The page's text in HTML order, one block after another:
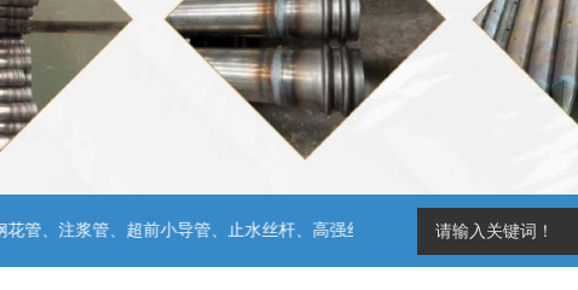
、超前小导管、止水丝杆、高强丝杆、钢筋套筒、铁马凳等；现货供应,